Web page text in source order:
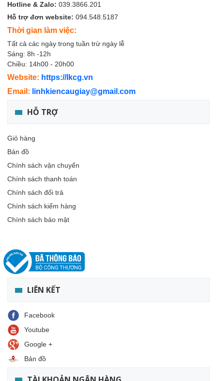
Hotline & Zalo: 039.3866.201
Hỗ trợ đơn website: 094.548.5187
Thời gian làm việc:
Tất cả các ngày trong tuần trừ ngày lễ
Sáng: 8h -12h
Chiều: 14h00 - 20h00
Website: https://lkcg.vn
Email: linhkiencaugiay@gmail.com
HỖ TRỢ
Giỏ hàng
Bản đồ
Chính sách vận chuyển
Chính sách thanh toán
Chính sách đổi trả
Chính sách kiểm hàng
Chính sách bảo mật
LIÊN KẾT
Facebook
Youtube
Google +
Bản đồ